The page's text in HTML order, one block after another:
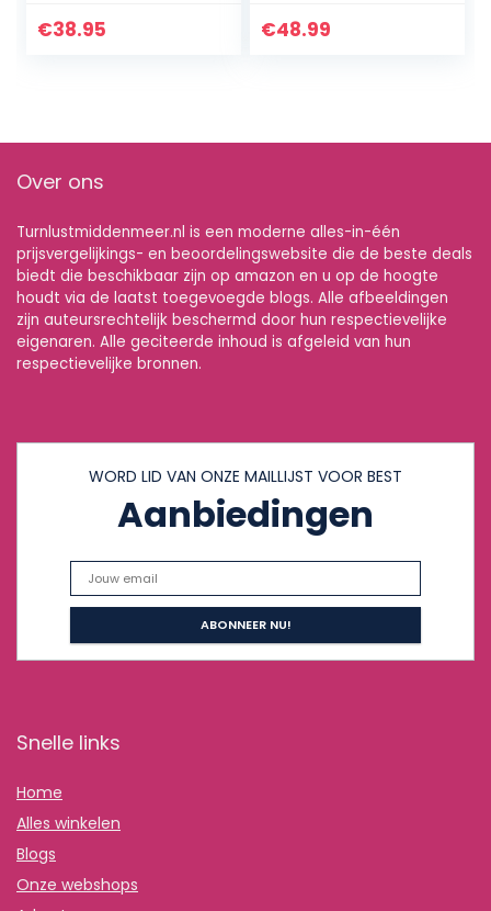
€38.95 €48.99
Over ons
Turnlustmiddenmeer.nl is een moderne alles-in-één
prijsvergelijkings- en beoordelingswebsite die de beste deals
biedt die beschikbaar zijn op amazon en u op de hoogte
houdt via de laatst toegevoegde blogs. Alle afbeeldingen
zijn auteursrechtelijk beschermd door hun respectievelijke
eigenaren. Alle geciteerde inhoud is afgeleid van hun
respectievelijke bronnen.
WORD LID VAN ONZE MAILLIJST VOOR BEST
Aanbiedingen
Snelle links
Home
Alles winkelen
Blogs
Onze webshops